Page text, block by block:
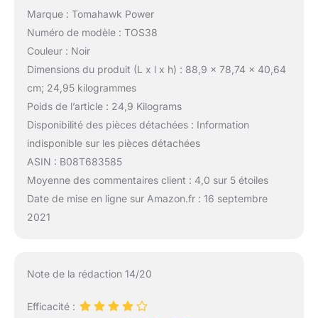
Marque : Tomahawk Power
Numéro de modèle : TOS38
Couleur : Noir
Dimensions du produit (L x l x h) : 88,9 x 78,74 x 40,64
cm; 24,95 kilogrammes
Poids de l’article : 24,9 Kilograms
Disponibilité des pièces détachées : Information
indisponible sur les pièces détachées
ASIN : B08T683585
Moyenne des commentaires client : 4,0 sur 5 étoiles
Date de mise en ligne sur Amazon.fr : 16 septembre
2021
Note de la rédaction 14/20
Efficacité :